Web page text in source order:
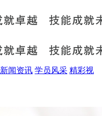
新闻资讯 学员风采 精彩视